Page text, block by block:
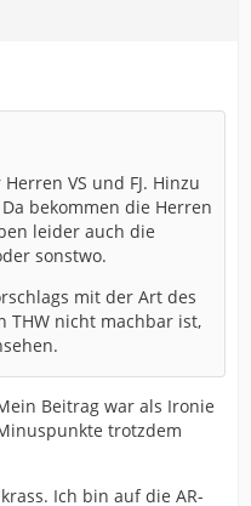
VS und FJ. Hinzu
bekommen die Herren
leider auch die
sonstwo.
mit der Art des
THW nicht machbar ist,
Beitrag war als Ironie
trotzdem
Ich bin auf die AR-